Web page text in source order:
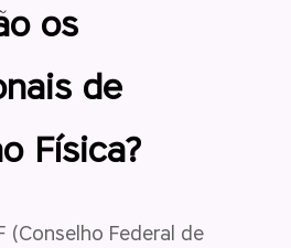
os
de
Física?
(Conselho Federal de